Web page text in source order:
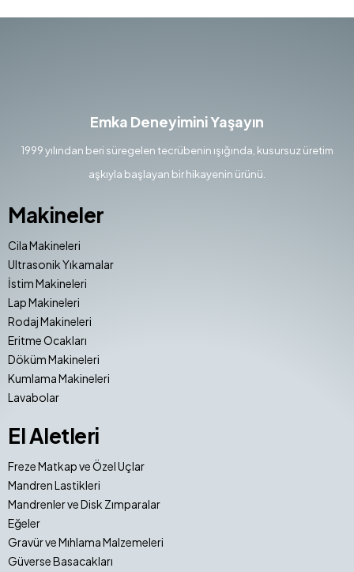
Emka Deneyimini Yaşayın
1999 yılından beri süregelen tecrübenin ışığında, kusursuz üretim
aşkıyla başlayan bir hikayenin ürünü.
Makineler
Cila Makineleri
Ultrasonik Yıkamalar
İstim Makineleri
Lap Makineleri
Rodaj Makineleri
Eritme Ocakları
Döküm Makineleri
Kumlama Makineleri
Lavabolar
El Aletleri
Freze Matkap ve Özel Uçlar
Mandren Lastikleri
Mandrenler ve Disk Zımparalar
Eğeler
Gravür ve Mıhlama Malzemeleri
Güverse Basacakları